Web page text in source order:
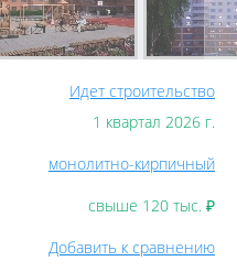
Идет строительство
1 квартал 2026 г.
монолитно-кирпичный
свыше 120 тыс. ₽
Добавить к сравнению